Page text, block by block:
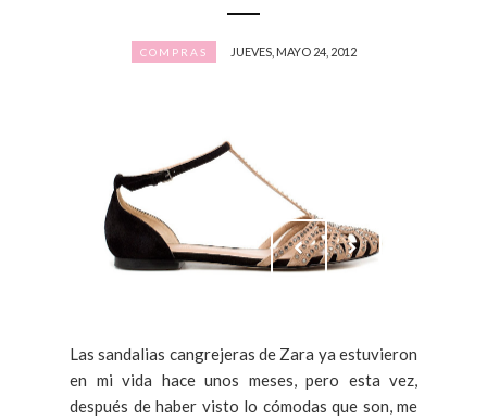
COMPRAS JUEVES, MAYO 24, 2012
Las sandalias cangrejeras de Zara ya estuvieron
en mi vida hace unos meses, pero esta vez,
después de haber visto lo cómodas que son, me